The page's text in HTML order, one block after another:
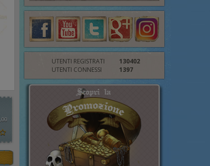
,00
UTENTI REGISTRATI
130402
UTENTI CONNESSI
1397